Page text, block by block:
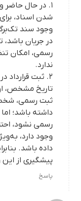
۱. در حال حاضر
شدن اسناد،
وجود سند
در جریان باشد،
رسمی، امکان
ندارد.
۲. ثبت
تاریخ مشخص،
ثبت رسمی،
داشته باشد؛
رسمی نشود،
وجود دارد،
داده باشد.
پیشگیری از
پاسخ